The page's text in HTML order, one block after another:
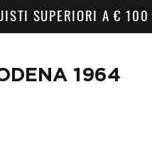
SUPERIORI A € 100
1964